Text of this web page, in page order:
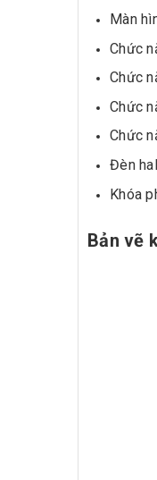
Màn
Chức
Chức
Chức
Chức
Đèn
Khóa
Bản vẽ